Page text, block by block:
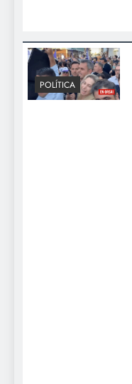
POLÍTICA